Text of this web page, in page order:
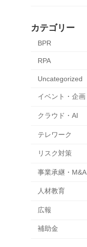
カテゴリー
BPR
RPA
Uncategorized
イベント・企画
クラウド・AI
テレワーク
リスク対策
事業承継・M&A
人材教育
広報
補助金